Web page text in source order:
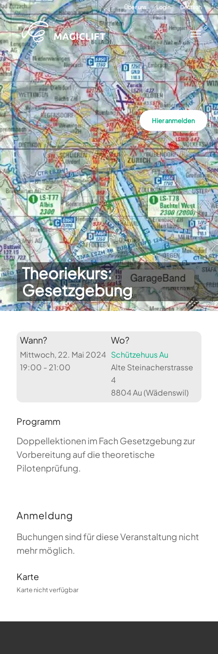
Über uns Login Deutsch
Theoriekurs:
Gesetzgebung
Hier anmelden
Wann?
Mittwoch, 22. Mai 2024
19:00 - 21:00
Wo?
Schützehuus Au
Alte Steinacherstrasse
4
8804 Au (Wädenswil)
Programm
Doppellektionen im Fach Gesetzgebung zur
Vorbereitung auf die theoretische
Pilotenprüfung.
Anmeldung
Buchungen sind für diese Veranstaltung nicht
mehr möglich.
Karte
Karte nicht verfügbar